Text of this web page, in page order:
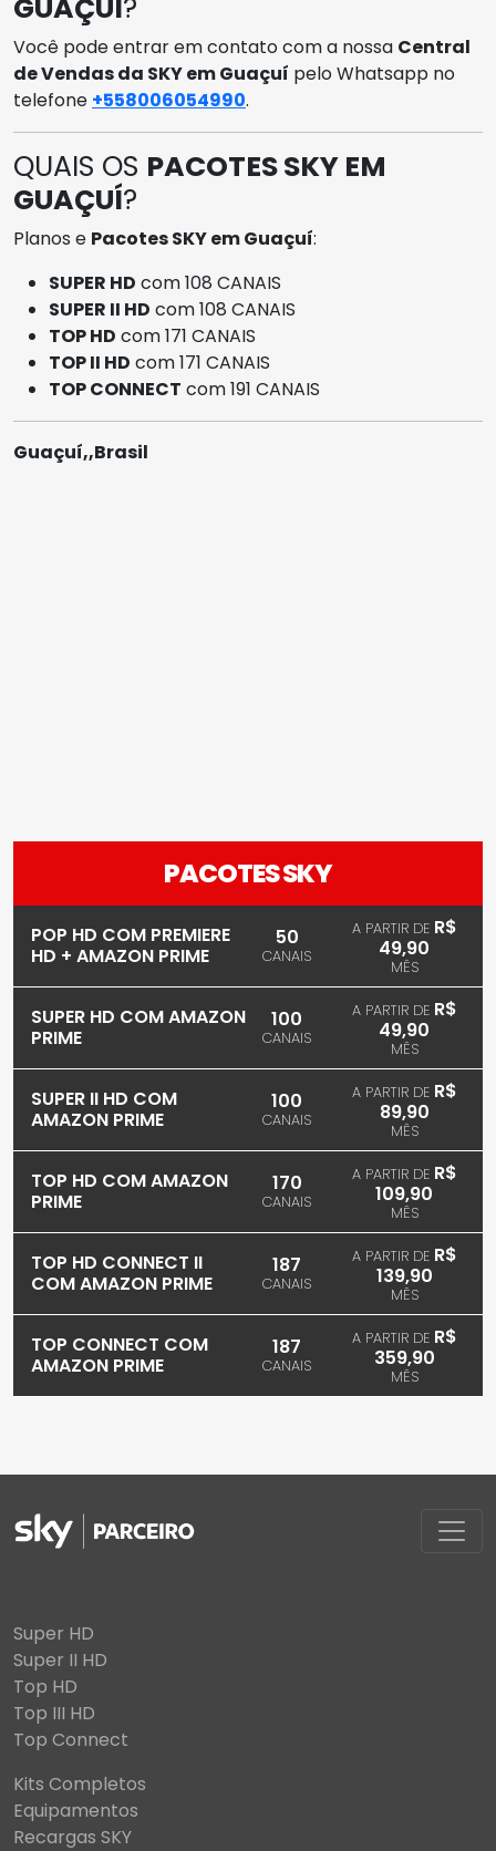
GUAÇUÍ?
Você pode entrar em contato com a nossa Central
de Vendas da SKY em Guaçuí pelo Whatsapp no
telefone +558006054990.
QUAIS OS PACOTES SKY EM
GUAÇUÍ?
Planos e Pacotes SKY em Guaçuí:
SUPER HD com 108 CANAIS
SUPER II HD com 108 CANAIS
TOP HD com 171 CANAIS
TOP II HD com 171 CANAIS
TOP CONNECT com 191 CANAIS
Guaçuí,,Brasil
PACOTES SKY
POP HD COM PREMIERE
HD + AMAZON PRIME
50
CANAIS
A PARTIR DE R$
49,90
MÊS
SUPER HD COM AMAZON
PRIME
100
CANAIS
A PARTIR DE R$
49,90
MÊS
SUPER II HD COM
AMAZON PRIME
100
CANAIS
A PARTIR DE R$
89,90
MÊS
TOP HD COM AMAZON
PRIME
170
CANAIS
A PARTIR DE R$
109,90
MÊS
TOP HD CONNECT II
COM AMAZON PRIME
187
CANAIS
A PARTIR DE R$
139,90
MÊS
TOP CONNECT COM
AMAZON PRIME
187
CANAIS
A PARTIR DE R$
359,90
MÊS
Super HD
Super II HD
Top HD
Top III HD
Top Connect
Kits Completos
Equipamentos
Recargas SKY